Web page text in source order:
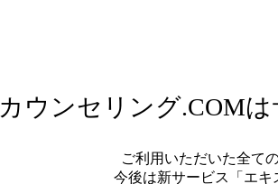
カウンセリング.COM
ご利用いただいた全て
今後は新サービス「エ